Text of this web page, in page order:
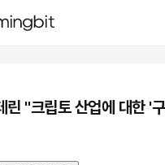
린 "크립토 산업에 대한 '